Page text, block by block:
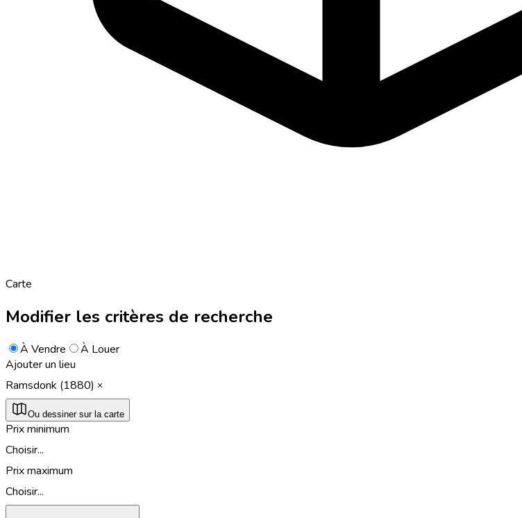
Carte
Modifier les critères de recherche
À Vendre
À Louer
Ajouter un lieu
Ramsdonk (1880)
Ou dessiner sur la carte
Prix minimum
Choisir...
Prix maximum
Choisir...